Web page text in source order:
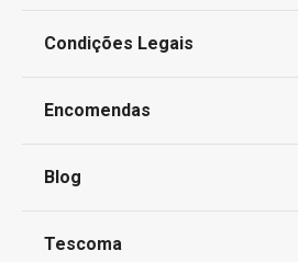
Condições Legais
Livro de Reclamações
Encomendas
Perguntas Frequentes
Blog
Tescoma